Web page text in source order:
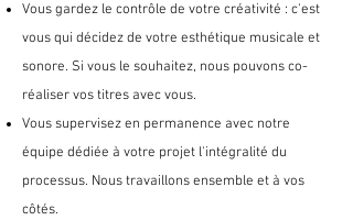
Vous gardez le contrôle de votre créativité : c'est
vous qui décidez de votre esthétique musicale et
sonore. Si vous le souhaitez, nous pouvons co-
réaliser vos titres avec vous.
Vous supervisez en permanence avec notre
équipe dédiée à votre projet l'intégralité du
processus. Nous travaillons ensemble et à vos
côtés.